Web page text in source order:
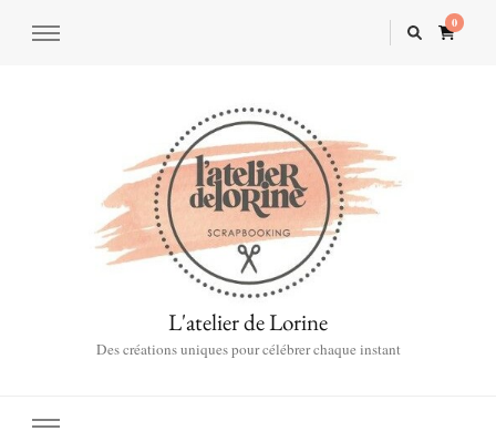
0
L'atelier de Lorine
Des créations uniques pour célébrer chaque instant